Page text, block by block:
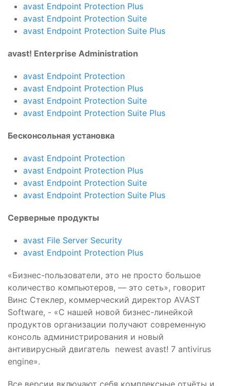
avast Endpoint Protection Plus
avast Endpoint Protection Suite
avast Endpoint Protection Suite Plus
avast! Enterprise Administration
avast Endpoint Protection
avast Endpoint Protection Plus
avast Endpoint Protection Suite
avast Endpoint Protection Suite Plus
Бесконсольная установка
avast Endpoint Protection
avast Endpoint Protection Plus
avast Endpoint Protection Suite
avast Endpoint Protection Suite Plus
Серверные продукты
avast File Server Security
avast Endpoint Protection Plus
«Бизнес-пользователи, это не просто большое
количество компьютеров, — это сеть», говорит
Винс Стеклер, коммерческий директор AVAST
Software, - «С нашей новой бизнес-линейкой
продуктов организации получают современную
консоль администрирования и новый
антивирусный двигатель newest avast! 7 antivirus
engine».
Все версии включают себя комплексные отчёты и